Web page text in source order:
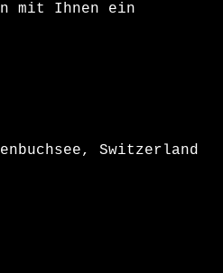
mit Ihnen ein
Switzerland